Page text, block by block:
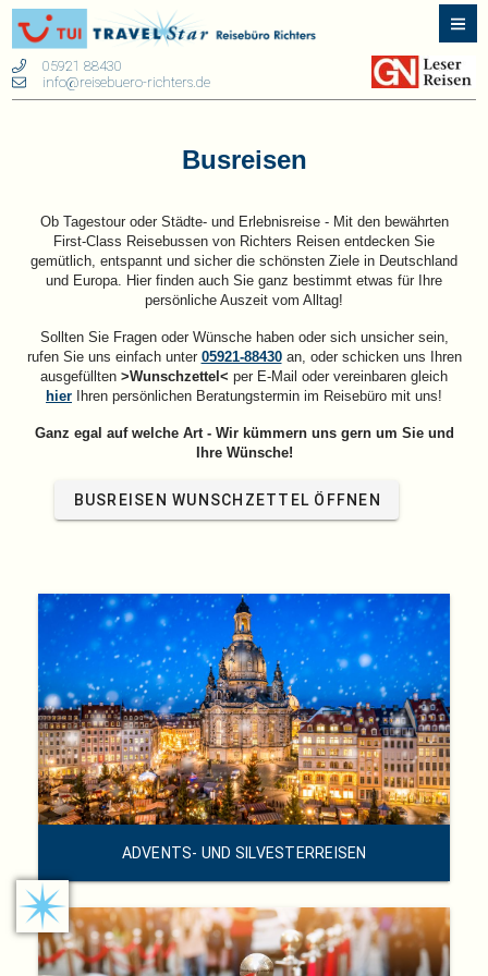
05921 88430
info@reisebuero-richters.de
Busreisen
Ob Tagestour oder Städte- und Erlebnisreise - Mit den bewährten
First-Class Reisebussen von Richters Reisen entdecken Sie
gemütlich, entspannt und sicher die schönsten Ziele in Deutschland
und Europa. Hier finden auch Sie ganz bestimmt etwas für Ihre
persönliche Auszeit vom Alltag!
Sollten Sie Fragen oder Wünsche haben oder sich unsicher sein,
rufen Sie uns einfach unter 05921-88430an, oder schicken uns Ihren
ausgefüllten >Wunschzettel< per E-Mail oder vereinbaren gleich
hier Ihren persönlichen Beratungstermin im Reisebüro mit uns!
Ganz egal auf welche Art - Wir kümmern uns gern um Sie und
Ihre Wünsche!
BUSREISEN WUNSCHZETTEL ÖFFNEN
ADVENTS- UND SILVESTERREISEN